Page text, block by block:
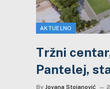
AKTUELNO
Tržni
Pantelej,
By Jovana Stojanović